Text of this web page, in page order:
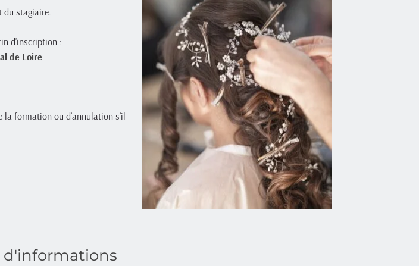
du stagiaire.
d’inscription :
de Loire
la formation ou d’annulation s’il
d'informations